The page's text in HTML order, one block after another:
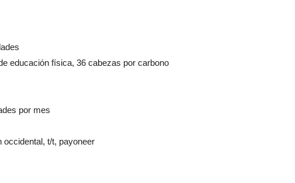
educación física, 36 cabezas por carbono
por mes
occidental, t/t, payoneer